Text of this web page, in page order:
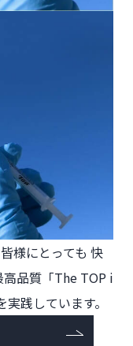
様にとっても 快
高品質「The TOP i
践しています。